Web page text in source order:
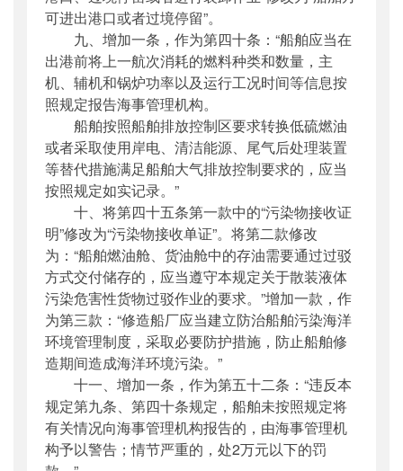
可进出港口或者过境停留”。
九、增加一条，作为第四十条：“船舶应当在
出港前将上一航次消耗的燃料种类和数量，主
机、辅机和锅炉功率以及运行工况时间等信息按
照规定报告海事管理机构。
船舶按照船舶排放控制区要求转换低硫燃油
或者采取使用岸电、清洁能源、尾气后处理装置
等替代措施满足船舶大气排放控制要求的，应当
按照规定如实记录。”
十、将第四十五条第一款中的“污染物接收证
明”修改为“污染物接收单证”。将第二款修改
为：“船舶燃油舱、货油舱中的存油需要通过过驳
方式交付储存的，应当遵守本规定关于散装液体
污染危害性货物过驳作业的要求。”增加一款，作
为第三款：“修造船厂应当建立防治船舶污染海洋
环境管理制度，采取必要防护措施，防止船舶修
造期间造成海洋环境污染。”
十一、增加一条，作为第五十二条：“违反本
规定第九条、第四十条规定，船舶未按照规定将
有关情况向海事管理机构报告的，由海事管理机
构予以警告；情节严重的，处2万元以下的罚